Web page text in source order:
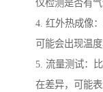
仪检测是否有气
4. 红外热成像
可能会出现温度
5. 流量测试：
在差异，可能表